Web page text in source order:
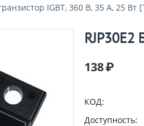
IGBT, 360 В, 35 А, 25 Вт
RJP30E2
138₽
КОД:
Доступность: